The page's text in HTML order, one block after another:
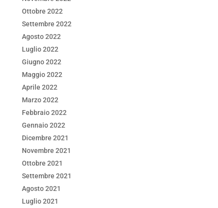
Ottobre 2022
Settembre 2022
Agosto 2022
Luglio 2022
Giugno 2022
Maggio 2022
Aprile 2022
Marzo 2022
Febbraio 2022
Gennaio 2022
Dicembre 2021
Novembre 2021
Ottobre 2021
Settembre 2021
Agosto 2021
Luglio 2021